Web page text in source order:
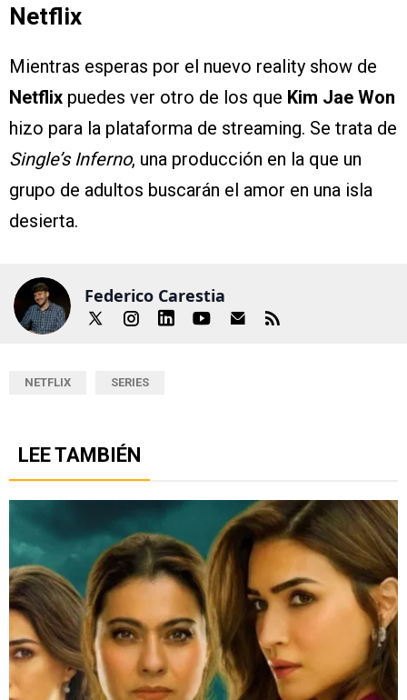
Netflix
Mientras esperas por el nuevo reality show de
Netflix puedes ver otro de los que Kim Jae Won
hizo para la plataforma de streaming. Se trata de
Single’s Inferno, una producción en la que un
grupo de adultos buscarán el amor en una isla
desierta.
Federico Carestia
NETFLIX SERIES
LEE TAMBIÉN